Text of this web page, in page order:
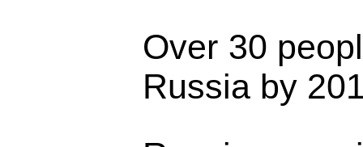
Over 30
Russia by